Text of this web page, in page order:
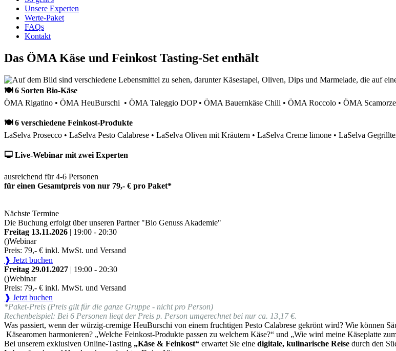
Unsere Experten
Werte-Paket
FAQs
Kontakt
Das ÖMA Käse und Feinkost Tasting-Set enthält
🍽 6 Sorten Bio-Käse
ÖMA Rigatino • ÖMA HeuBurschi • ÖMA Taleggio DOP • ÖMA Bauernkäse Chili • ÖMA Roccolo • ÖMA
🍽 6 verschiedene Feinkost-Produkte
LaSelva Prosecco • LaSelva Pesto Calabrese • LaSelva Oliven mit Kräutern • LaSelva Creme limone • LaSelva
🖵 Live-Webinar mit zwei Experten
ausreichend für 4-6 Personen
für einen Gesamtpreis von nur 79,- € pro Paket*
Nächste Termine
Die Buchung erfolgt über unseren Partner "Bio Genuss Akademie"
Freitag 13.11.2026 | 19:00 - 20:30
()Webinar
Preis: 79,- € inkl. MwSt. und Versand
❱ Jetzt buchen
Freitag 29.01.2027 | 19:00 - 20:30
()Webinar
Preis: 79,- € inkl. MwSt. und Versand
❱ Jetzt buchen
*Paket-Preis (Preis gilt für die ganze Gruppe - nicht pro Person)
Rechenbeispiel: Bei 6 Personen liegt der Preis p. Person umgerechnet bei nur ca. 13,17 €.
Was passiert, wenn der würzig-cremige HeuBurschi von einem fruchtigen Pesto Calabrese gekrönt wird? Wie können
Käsearomen harmonieren? „Welche Feinkost-Produkte passen zu welchem Käse?“ und „Wie wird meine Käseplatte
Bei unserem exklusiven Online-Tasting „Käse & Feinkost“ erwartet Sie eine digitale, kulinarische Reise durch den